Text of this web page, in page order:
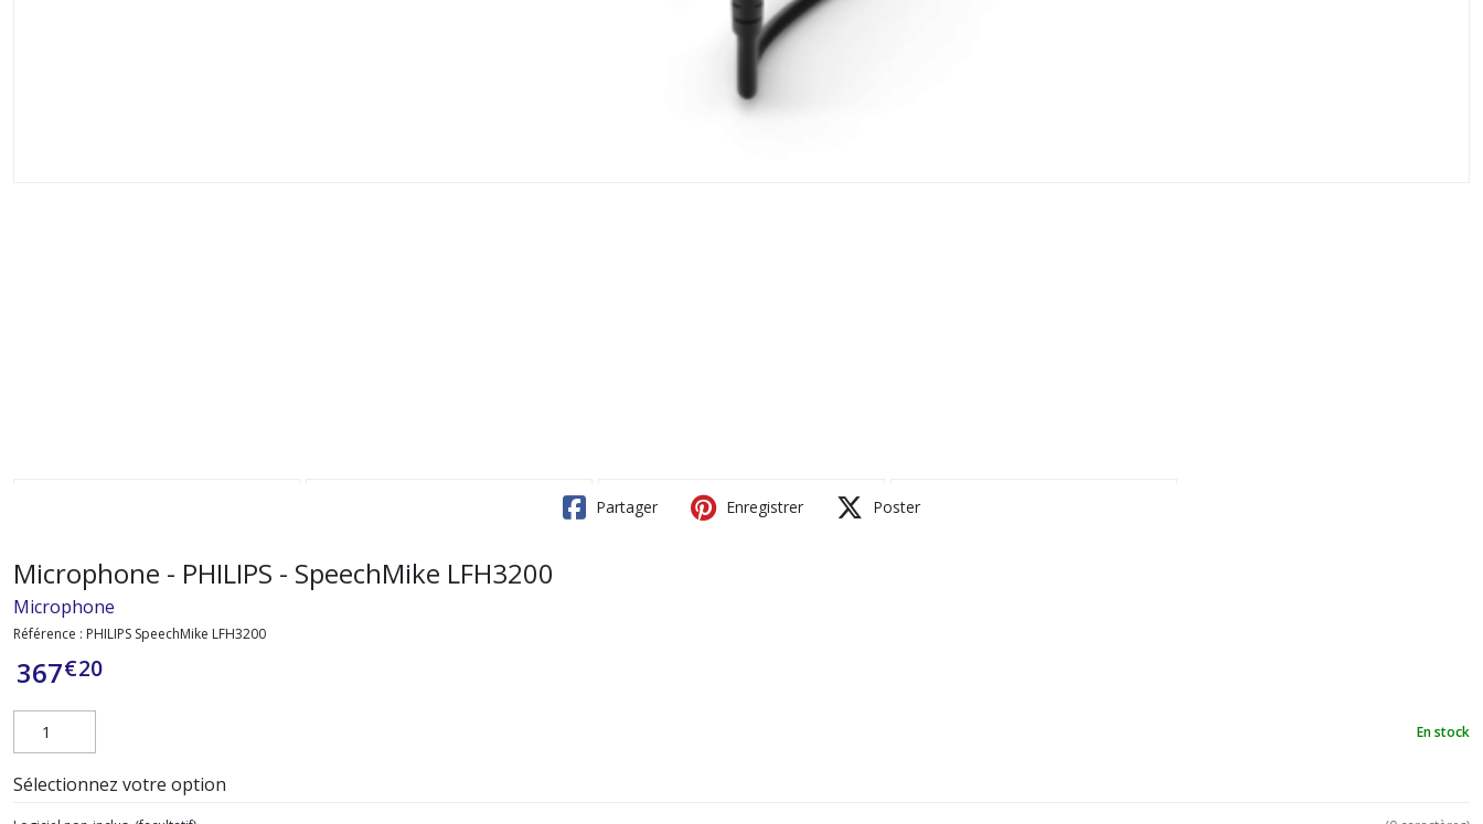
Partager Enregistrer Poster
Microphone - PHILIPS - SpeechMike LFH3200
Microphone
Référence : PHILIPS SpeechMike LFH3200
367€20
En stock
Sélectionnez votre option